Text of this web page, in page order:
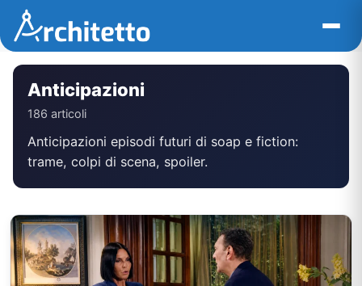
contenuto
Anticipazioni
186 articoli
Anticipazioni episodi futuri di soap e fiction:
trame, colpi di scena, spoiler.